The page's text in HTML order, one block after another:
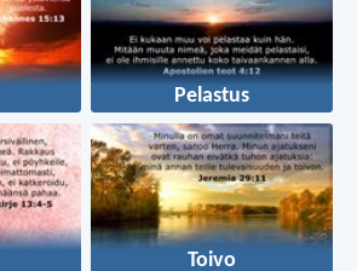
Pelastus
Toivo